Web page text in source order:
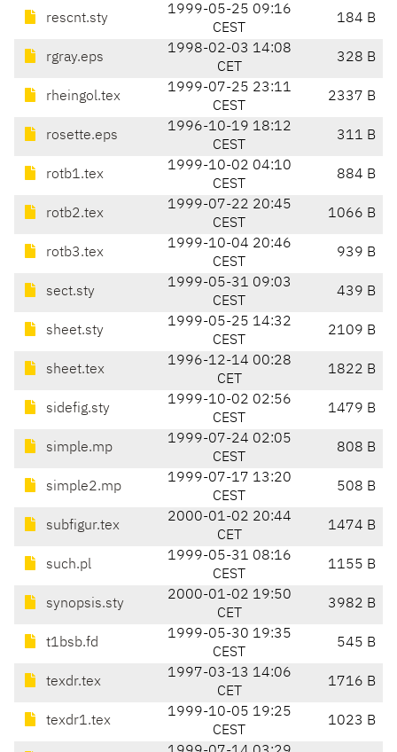
rescnt.sty
1999-05-25 09:16
CEST
184 B
rgray.eps
1998-02-03 14:08
CET
328 B
rheingol.tex
1999-07-25 23:11
CEST
2337 B
rosette.eps
1996-10-19 18:12
CEST
311 B
rotb1.tex
1999-10-02 04:10
CEST
884 B
rotb2.tex
1999-07-22 20:45
CEST
1066 B
rotb3.tex
1999-10-04 20:46
CEST
939 B
sect.sty
1999-05-31 09:03
CEST
439 B
sheet.sty
1999-05-25 14:32
CEST
2109 B
sheet.tex
1996-12-14 00:28
CET
1822 B
sidefig.sty
1999-10-02 02:56
CEST
1479 B
simple.mp
1999-07-24 02:05
CEST
808 B
simple2.mp
1999-07-17 13:20
CEST
508 B
subfigur.tex
2000-01-02 20:44
CET
1474 B
such.pl
1999-05-31 08:16
CEST
1155 B
synopsis.sty
2000-01-02 19:50
CET
3982 B
t1bsb.fd
1999-05-30 19:35
CEST
545 B
texdr.tex
1997-03-13 14:06
CET
1716 B
texdr1.tex
1999-10-05 19:25
CEST
1023 B